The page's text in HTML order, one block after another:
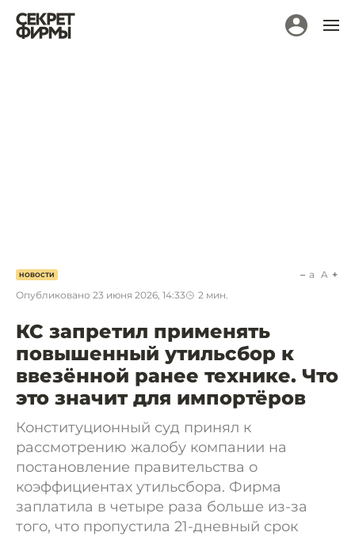
НОВОСТИ
Опубликовано 23 июня 2026, 14:33 2 мин.
a A
КС запретил применять
повышенный утильсбор к
ввезённой ранее технике. Что
это значит для импортёров
Конституционный суд принял к
рассмотрению жалобу компании на
постановление правительства о
коэффициентах утильсбора. Фирма
заплатила в четыре раза больше из-за
того, что пропустила 21-дневный срок